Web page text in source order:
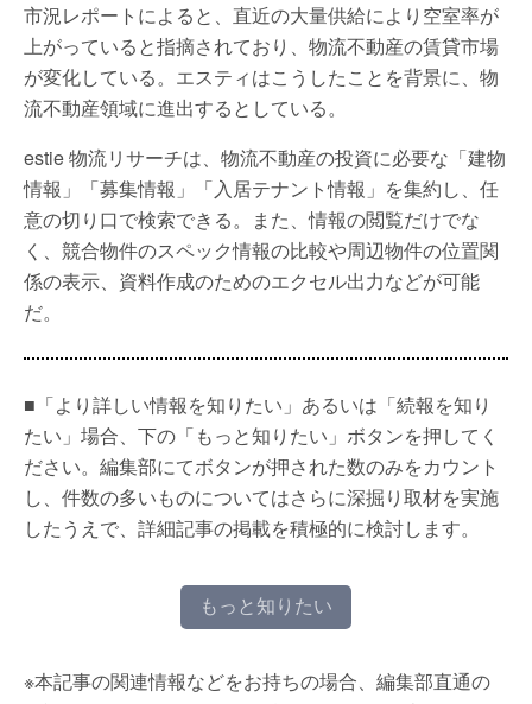
市況レポートによると、直近の大量供給により空室率が
上がっていると指摘されており、物流不動産の賃貸市場
が変化している。エスティはこうしたことを背景に、物
流不動産領域に進出するとしている。
estie 物流リサーチは、物流不動産の投資に必要な「建物
情報」「募集情報」「入居テナント情報」を集約し、任
意の切り口で検索できる。また、情報の閲覧だけでな
く、競合物件のスペック情報の比較や周辺物件の位置関
係の表示、資料作成のためのエクセル出力などが可能
だ。
■「より詳しい情報を知りたい」あるいは「続報を知り
たい」場合、下の「もっと知りたい」ボタンを押してく
ださい。編集部にてボタンが押された数のみをカウント
し、件数の多いものについてはさらに深掘り取材を実施
したうえで、詳細記事の掲載を積極的に検討します。
もっと知りたい
※本記事の関連情報などをお持ちの場合、編集部直通の